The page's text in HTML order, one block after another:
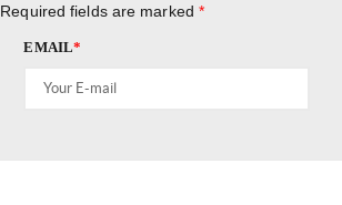
Required fields are marked *
EMAIL*